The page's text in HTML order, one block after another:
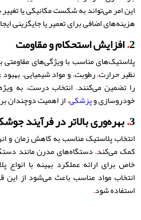
این امر می‌تواند به شکست مکانیکی یا
هزینه‌های اضافی برای تعمیر یا جایگزینی
2
.افزایش استحکام و مقاومت
پلاستیک‌های مناسب با ویژگی‌های مقاومتی
نظیر حرارت،رطوبت،و مواد شیمیایی،
را تضمین می‌کنند. انتخاب درست، به
خودروسازی وپزشکی،از اهمیت دوچندان
3
.بهره‌وری بالاتر در فرآیند
انتخاب پلاستیک مناسب به کاهش زمان و
کمک می‌کند.دستگاه‌های مدرن مانند
خاص برای ارائه عملکرد بهینه با انواع
انتخاب مواد مناسب باعث می‌شود از این
استفاده شود.